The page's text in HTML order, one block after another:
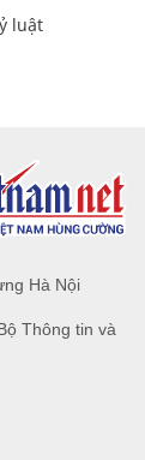
luật
Hà Nội
Thông tin và